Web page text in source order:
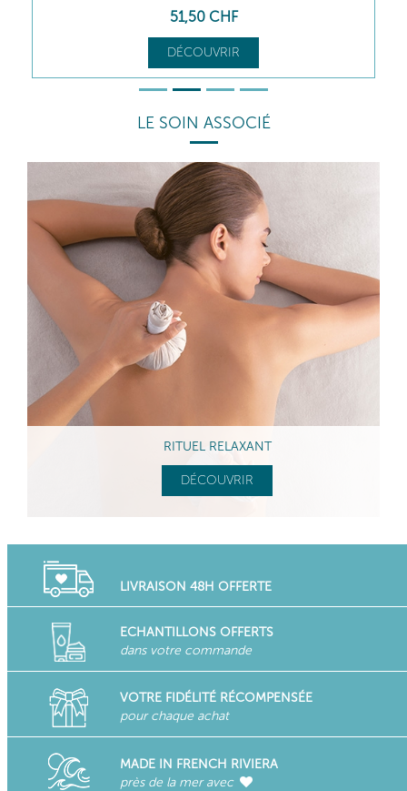
52,00 CHF
DÉCOUVRIR
LE SOIN ASSOCIÉ
RITUEL RELAXANT
DÉCOUVRIR
LIVRAISON 48H OFFERTE
ECHANTILLONS OFFERTS
dans votre commande
VOTRE FIDÉLITÉ RÉCOMPENSÉE
pour chaque achat
MADE IN FRENCH RIVIERA
près de la mer avec